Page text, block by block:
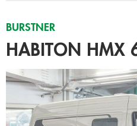
BURSTNER
HABITON HMX